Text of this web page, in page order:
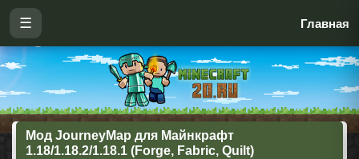
☰ Главная
Мод JourneyMap для Майнкрафт
1.18/1.18.2/1.18.1 (Forge, Fabric, Quilt)